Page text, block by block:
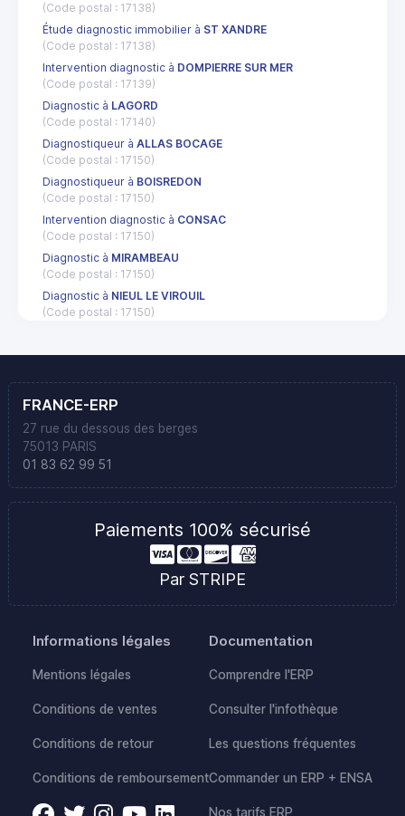
(Code postal : 17138)
Étude diagnostic immobilier à ST XANDRE
(Code postal : 17138)
Intervention diagnostic à DOMPIERRE SUR MER
(Code postal : 17139)
Diagnostic à LAGORD
(Code postal : 17140)
Diagnostiqueur à ALLAS BOCAGE
(Code postal : 17150)
Diagnostiqueur à BOISREDON
(Code postal : 17150)
Intervention diagnostic à CONSAC
(Code postal : 17150)
Diagnostic à MIRAMBEAU
(Code postal : 17150)
Diagnostic à NIEUL LE VIROUIL
(Code postal : 17150)
FRANCE-ERP
27 rue du dessous des berges
75013 PARIS
01 83 62 99 51
Paiements 100% sécurisé
Par STRIPE
Informations légales
Mentions légales
Conditions de ventes
Conditions de retour
Conditions de remboursement
Documentation
Comprendre l'ERP
Consulter l'infothèque
Les questions fréquentes
Commander un ERP + ENSA
Nos tarifs ERP